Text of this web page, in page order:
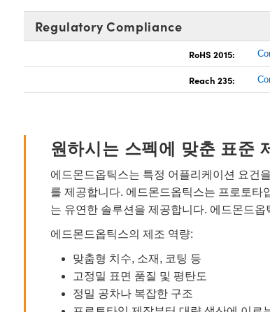
Regulatory Compliance
RoHS 2015:
Reach 235:
원하시는 스펙에 맞춘 표준
에드몬드옵틱스는 특정 어플리케이션 요건
를 제공합니다. 에드몬드옵틱스는 프로토타
는 유연한 솔루션을 제공합니다. 에드몬드
에드몬드옵틱스의 제조 역량:
맞춤형 치수, 소재, 코팅 등
고정밀 표면 품질 및 평탄도
정밀 공차나 복잡한 구조